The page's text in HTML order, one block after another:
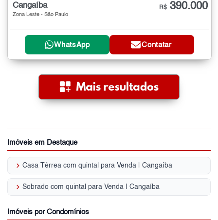
Cangaíba
Zona Leste - São Paulo
R$ 390.000
WhatsApp Contatar
Imóveis em Destaque
keyboard_arrow_right Casa Térrea com quintal para Venda | Cangaíba
keyboard_arrow_right Sobrado com quintal para Venda | Cangaíba
Imóveis por Condomínios